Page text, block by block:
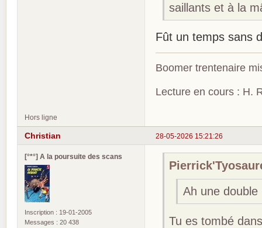
saillants et à la
Fût un temps sans
Boomer trentenaire
Lecture en cours : H.
Hors ligne
28-05-2026 15:21:26
Christian
[°*°] A la poursuite des scans
Inscription : 19-01-2005
Messages : 20 438
Ah une
Tu es tombé